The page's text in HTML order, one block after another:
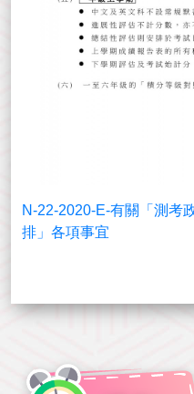
N-22-2020-E-有關「測考
排」各項事宜